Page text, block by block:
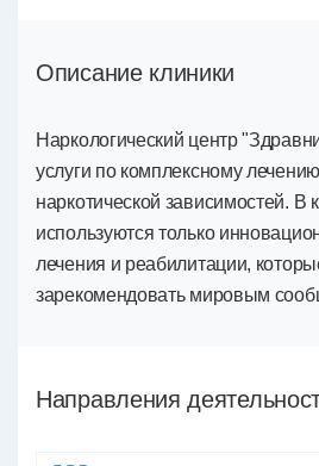
Описание клиники
Наркологический центр
услуги по комплексному
наркотической зависимостей. В
используются только
лечения и реабилитации,
зарекомендовать мировым
Направления